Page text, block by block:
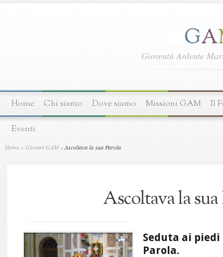
Gioventù Ardente
Home Chi siamo Dove siamo Missioni GAM Il
Eventi
Home »Giovani GAM »Ascoltava la sua Parola
Ascoltava la sua
Seduta ai piedi
Parola.